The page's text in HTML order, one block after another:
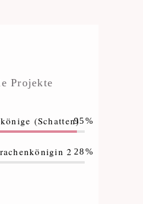
Projekte
(Schatten)95%
2 28%